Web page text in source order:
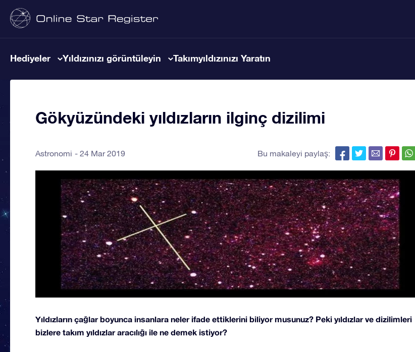
Hediyeler Yıldızınızı görüntüleyin Takımyıldızınızı Yaratın
Gökyüzündeki yıldızların ilginç dizilimi
Astronomi 24 Mar 2019 Bu makaleyi paylaş:
Yıldızların çağlar boyunca insanlara neler ifade ettiklerini biliyor musunuz? Peki yıldızlar ve dizilimleri
bizlere takım yıldızlar aracılığı ile ne demek istiyor?